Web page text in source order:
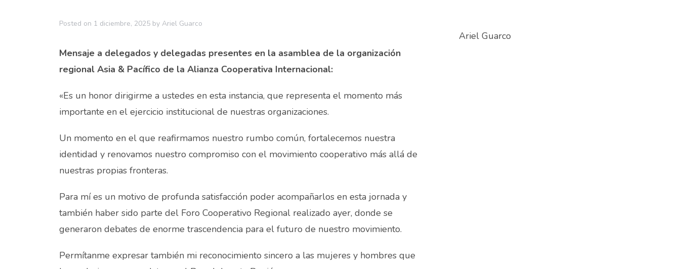
Posted on 1 diciembre, 2025 by Ariel Guarco
Mensaje a delegados y delegadas presentes en la asamblea de la organización
regional Asia & Pacífico de la Alianza Cooperativa Internacional:
«Es un honor dirigirme a ustedes en esta instancia, que representa el momento más
importante en el ejercicio institucional de nuestras organizaciones.
Un momento en el que reafirmamos nuestro rumbo común, fortalecemos nuestra
identidad y renovamos nuestro compromiso con el movimiento cooperativo más allá de
nuestras propias fronteras.
Para mí es un motivo de profunda satisfacción poder acompañarlos en esta jornada y
también haber sido parte del Foro Cooperativo Regional realizado ayer, donde se
generaron debates de enorme trascendencia para el futuro de nuestro movimiento.
Permítanme expresar también mi reconocimiento sincero a las mujeres y hombres que
Ariel Guarco